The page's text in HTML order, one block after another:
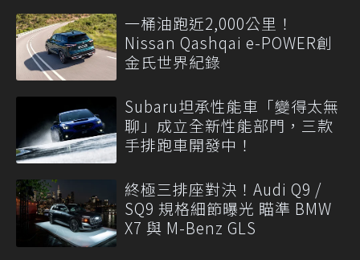
一桶油跑近2,000公里！
Nissan Qashqai e-POWER創
金氏世界紀錄
Subaru坦承性能車「變得太無
聊」成立全新性能部門，三款
手排跑車開發中！
終極三排座對決！Audi Q9 /
SQ9 規格細節曝光 瞄準 BMW
X7 與 M-Benz GLS